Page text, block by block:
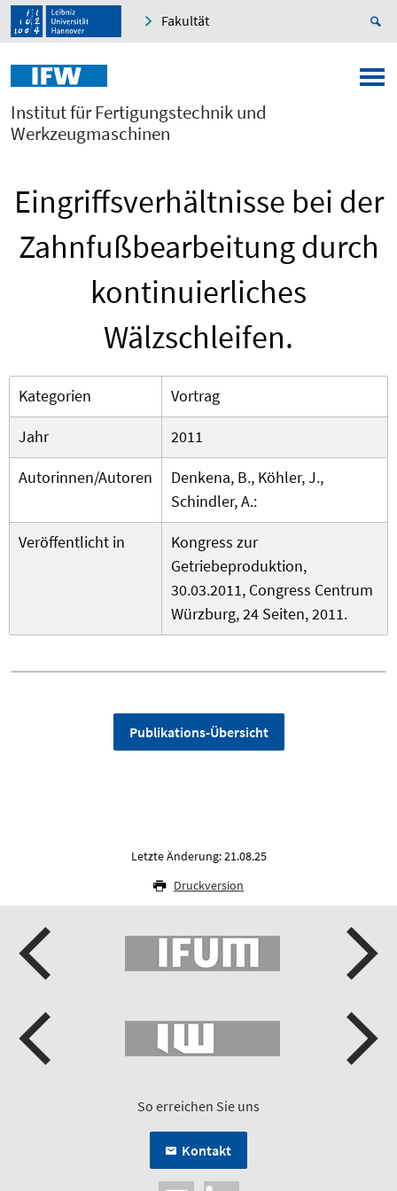
Fakultät
Institut für Fertigungstechnik und
Werkzeugmaschinen
Eingriffsverhältnisse bei der
Zahnfußbearbeitung durch
kontinuierliches
Wälzschleifen.
Kategorien
Vortrag
Jahr
2011
Autorinnen/Autoren
Denkena, B., Köhler, J.,
Schindler, A.:
Veröffentlicht in
Kongress zur
Getriebeproduktion,
30.03.2011, Congress Centrum
Würzburg, 24 Seiten, 2011.
Publikations-Übersicht
Letzte Änderung: 21.08.25
Druckversion
So erreichen Sie uns
Kontakt